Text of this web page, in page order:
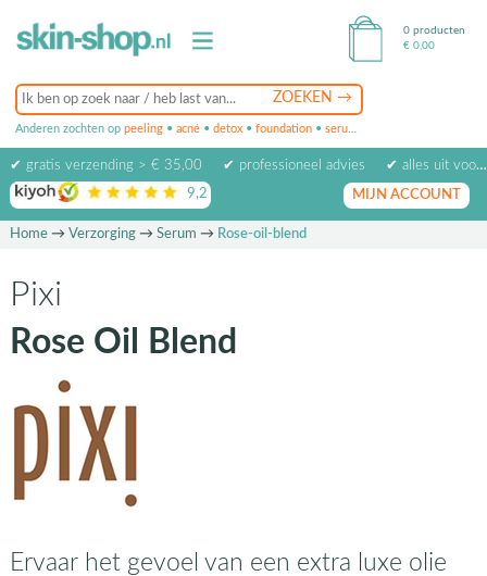
Anderen zochten op peeling • acné • detox • foundation • serum
0 producten
€ 0,00
✔ gratis verzending > € 35,00 ✔ professioneel advies
✔ alles uit voorraad leverbaar
9,2 op basis van beoordelingen
MIJN ACCOUNT
Home→ Verzorging→ Serum → Rose-oil-blend
Pixi
Rose Oil Blend
Ervaar het gevoel van een extra luxe olie